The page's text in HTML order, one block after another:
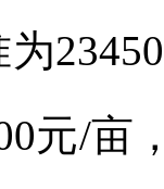
元/亩